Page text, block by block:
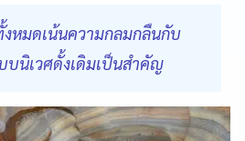
หมดเน้นความกลมกลืนกับ
นิเวศดั้งเดิมเป็นสำคัญ